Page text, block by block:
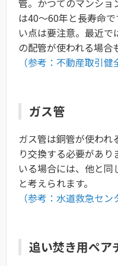
管。かつてのマンショ
は40〜60年と長寿命
い点は要注意。最近
の配管が使われる場合
（参考：不動産取引健
ガス管
ガス管は銅管が使われ
り交換する必要があ
いる場合には、他と
と考えられます。
（参考：水道救急セン
追い焚き用ペア